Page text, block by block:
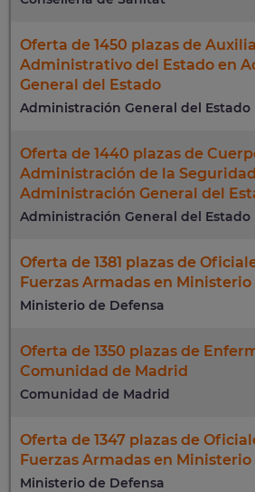
Oferta de 1450 plazas de
Administrativo del Estado en
General del Estado
Administración General del Estado
Oferta de 1440 plazas de
Administración de la
Administración General del
Administración General del Estado
Oferta de 1381 plazas de
Fuerzas Armadas en Ministerio
Ministerio de Defensa
Oferta de 1350 plazas de
Comunidad de Madrid
Comunidad de Madrid
Oferta de 1347 plazas de
Fuerzas Armadas en Ministerio
Ministerio de Defensa